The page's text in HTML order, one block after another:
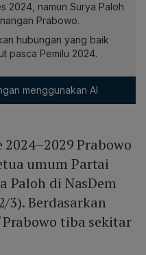
2024, namun Surya Paloh
Prabowo.
hubungan yang baik
pasca Pemilu 2024.
menggunakan AI
Prabowo
umum Partai
Paloh di NasDem
3). Berdasarkan
Prabowo tiba sekitar